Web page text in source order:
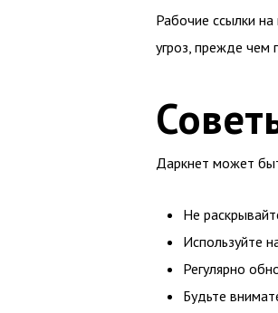
Рабочие ссылки
угроз, прежде чем
Даркнет может
Не
Используйте
Регулярно
Будьте